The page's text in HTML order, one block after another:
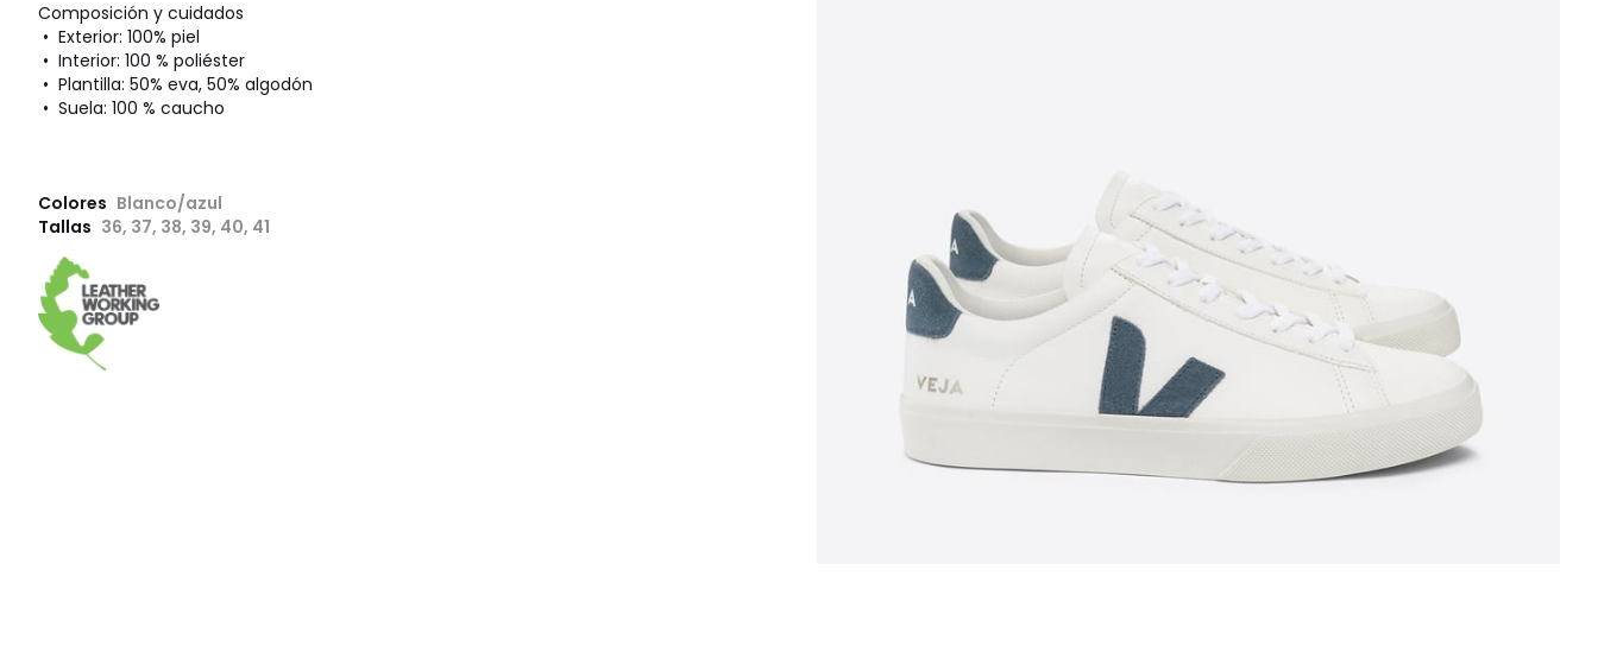
Composición y cuidados
• Exterior: 100% piel
• Interior: 100 % poliéster
• Plantilla: 50% eva, 50% algodón
• Suela: 100 % caucho
Colores Blanco/azul
Tallas 36, 37, 38, 39, 40, 41